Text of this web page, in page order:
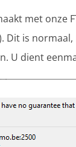
met onze
is
U dient